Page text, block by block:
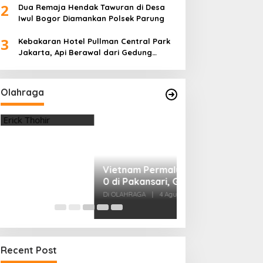
2
Dua Remaja Hendak Tawuran di Desa
Iwul Bogor Diamankan Polsek Parung
3
Kebakaran Hotel Pullman Central Park
Jakarta, Api Berawal dari Gedung
Olahraga
Vietnam Permalukan Indonesia 3-
Manfaatkan Laga Kandang
Di OLAHRAGA
Recent Post